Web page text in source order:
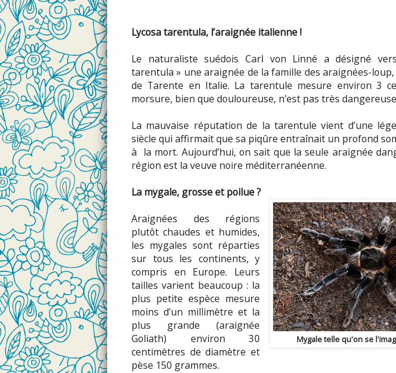
Lycosa tarentula, l’araignée italienne !
Le naturaliste suédois Carl von Linné a désigné
tarentula » une araignée de la famille des araignées-
de Tarente en Italie. La tarentule mesure environ 3
morsure, bien que douloureuse, n’est pas très
La mauvaise réputation de la tarentule vient d’une
siècle qui affirmait que sa piqûre entraînait un profond
à la mort. Aujourd’hui, on sait que la seule araignée
région est la veuve noire méditerranéenne.
La mygale, grosse et poilue ?
Mygale telle qu'on se
Araignées des régions
plutôt chaudes et humides,
les mygales sont réparties
sur tous les continents, y
compris en Europe. Leurs
tailles varient beaucoup : la
plus petite espèce mesure
moins d’un millimètre et la
plus grande (araignée
Goliath) environ 30
centimètres de diamètre et
pèse 150 grammes.